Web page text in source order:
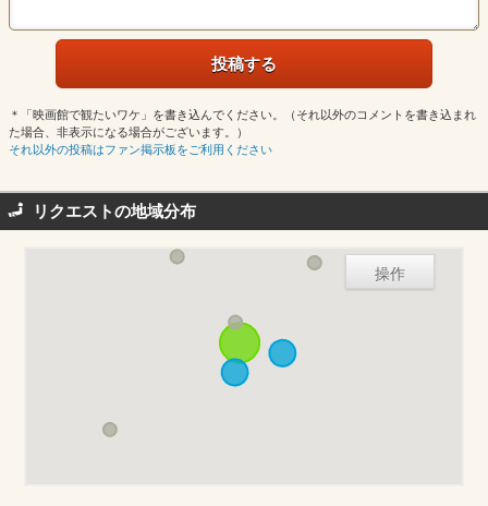
＊「映画館で観たいワケ」を書き込んでください。（それ以外のコメントを書き込まれ
た場合、非表示になる場合がございます。）
それ以外の投稿はファン掲示板をご利用ください
リクエストの地域分布
操作